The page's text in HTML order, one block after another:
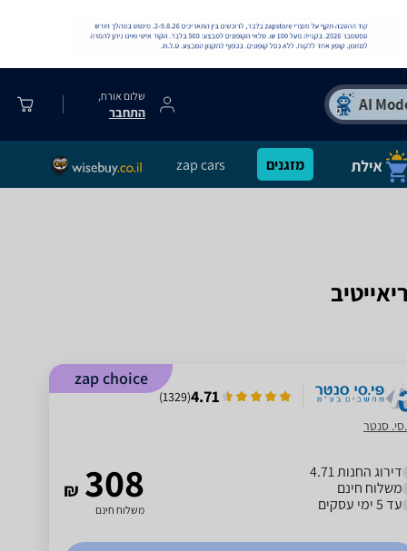
שלום אורח,
התחבר
מזגנים zap cars
zap choice
4.71
(
1329
)
סנטר
דירוג החנות 4.71
משלוח חינם
עד 5 ימי עסקים
₪ 308
משלוח חינם